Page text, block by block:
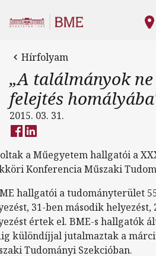
Hírfolyam
„A találmányok ne
felejtés
2015. 03. 31.
a Műegyetem hallgatói a
Konferencia Műszaki
hallgatói a tudományterület
31-ben második
értek el. BME-s hallgatók
különdíjjal jutalmaztak a
Tudományi Szekcióban.